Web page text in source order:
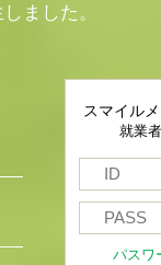
ました。
スマイル
就業
パスワ